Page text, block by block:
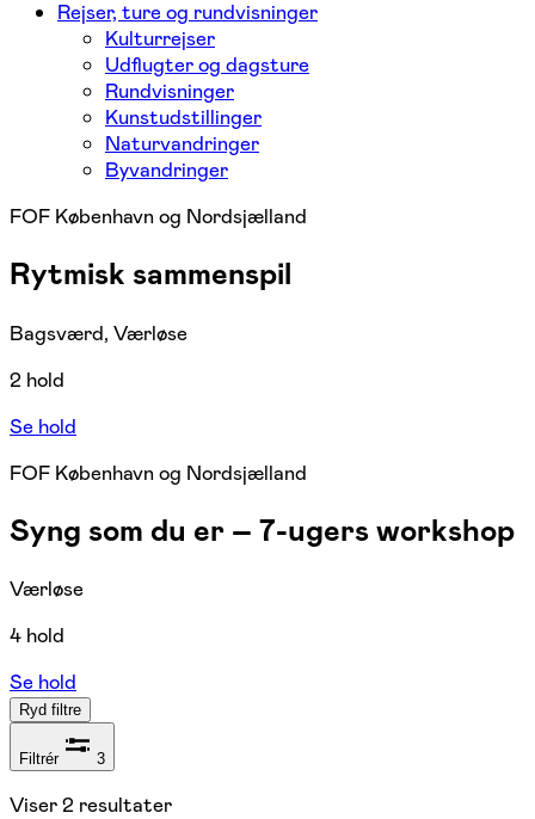
Rejser, ture og rundvisninger
Kulturrejser
Udflugter og dagsture
Rundvisninger
Kunstudstillinger
Naturvandringer
Byvandringer
FOF København og Nordsjælland
Rytmisk sammenspil
Bagsværd, Værløse
2 hold
Se hold
FOF København og Nordsjælland
Syng som du er – 7-ugers workshop
Værløse
4 hold
Se hold
Ryd filtre
Filtrér 3
Viser2 resultater